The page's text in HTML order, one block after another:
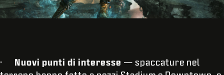
· Nuovi punti di interesse — spaccature nel